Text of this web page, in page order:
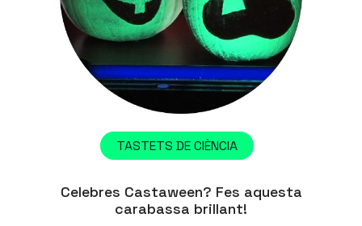
TASTETS DE CIÈNCIA
Celebres Castaween? Fes aquesta
carabassa brillant!